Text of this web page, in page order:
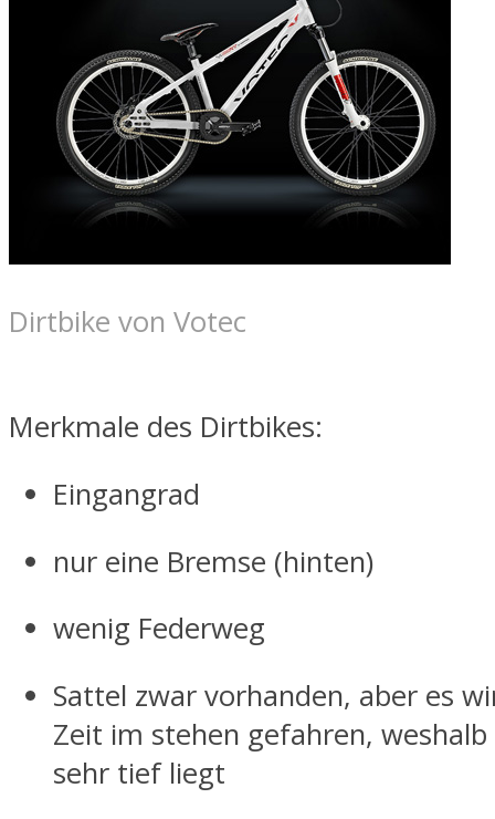
Dirtbike von Votec
Merkmale des Dirtbikes:
Eingangrad
nur eine Bremse (hinten)
wenig Federweg
Sattel zwar vorhanden, aber es
Zeit im stehen gefahren,
sehr tief liegt